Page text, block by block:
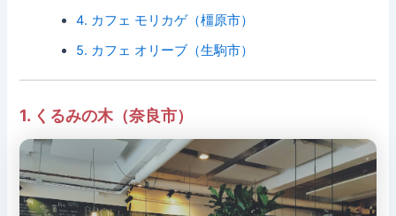
4. カフェ モリカゲ（橿原市）
5. カフェ オリーブ（生駒市）
1. くるみの木（奈良市）